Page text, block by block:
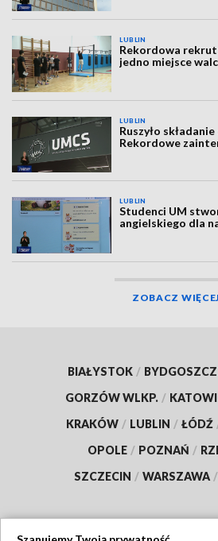
LUBLIN
Rekordowa
jedno miejsce
LUBLIN
Ruszyło
Rekordowe
LUBLIN
Studenci UM
angielskiego dla
ZOBACZ WIĘCEJ
BIAŁYSTOK / BYDGOSZCZ
GORZÓW WLKP. /
KRAKÓW / LUBLIN / ŁÓDŹ
OPOLE / POZNAŃ /
SZCZECIN / WARSZAWA /